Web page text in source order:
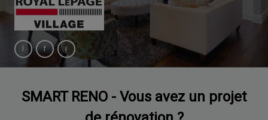
SMART RENO - Vous avez un projet